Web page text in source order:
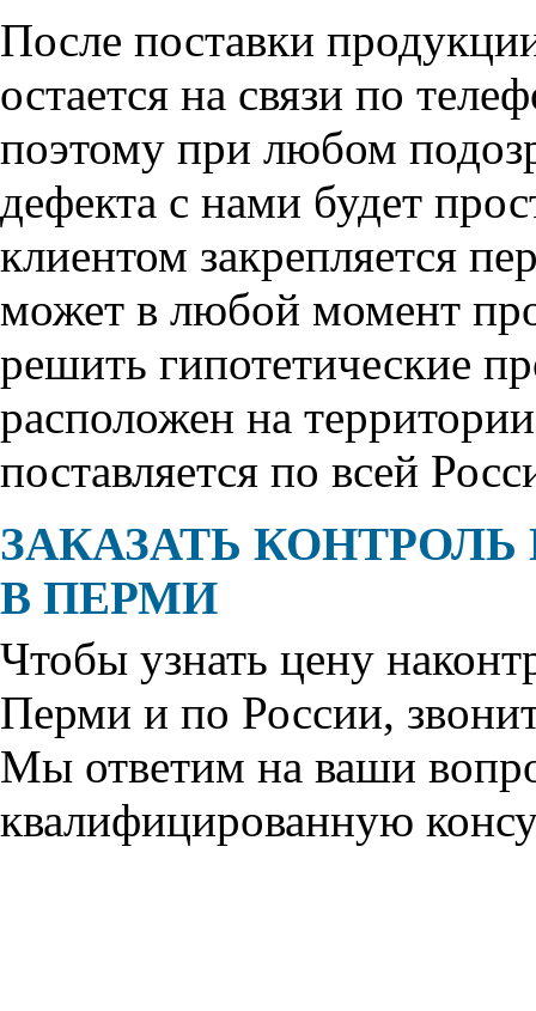
После поставки
остается на связи по
поэтому при любом
дефекта с нами будет
клиентом закрепляется
может в любой момент
решить гипотетические
расположен на
поставляется по всей
ЗАКАЗАТЬ
В ПЕРМИ
Чтобы узнать цену на
Перми и по России,
Мы ответим на ваши
квалифицированную